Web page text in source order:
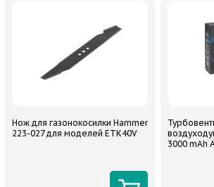
Нож для газонокосилки Hammer
223-027 для моделей ETK40V
3000 mAh